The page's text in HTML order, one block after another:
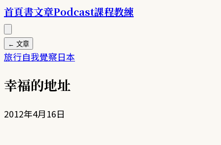
首頁書文章Podcast課程教練
← 文章
旅行自我覺察日本
幸福的地址
2012年4月16日